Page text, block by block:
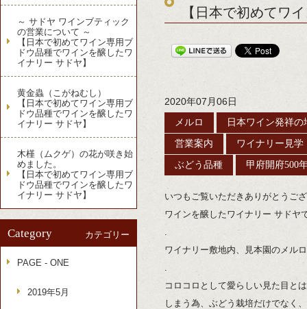
【日本で初めてワ
2020年07月06日
メルロ 日本ワイン発祥の
営業案内 ワイナリー見学
ぶどう品種 甲府開府500
いつもご覧いただきありがとうご
ワインを醸したワイナリー サドヤ
.
ワイナリー敷地内、見本園のメル
.
コロコロとして愛らしい見た目と
しまう為、ぶどう栽培だけでなく
～ サドヤ ワインブティック
の営業について ～
【日本で初めてワイン専用ブ
ドウ品種でワインを醸したワ
イナリー サドヤ】
黄金蟲（こがねむし）
【日本で初めてワイン専用ブ
ドウ品種でワインを醸したワ
イナリー サドヤ】
木槿（ムクゲ）の花が咲き始
めました。
【日本で初めてワイン専用ブ
ドウ品種でワインを醸したワ
イナリー サドヤ】
Category カテゴリー
PAGE - ONE
2019年5月